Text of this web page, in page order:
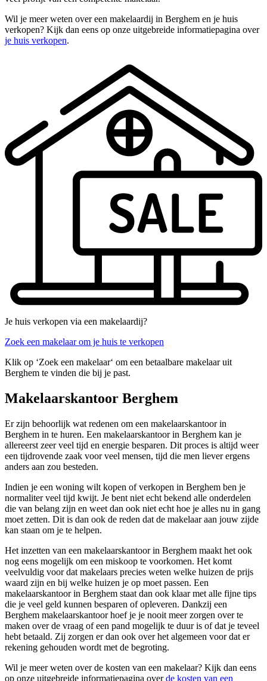
Wil je meer weten over een makelaardij in Berghem en je huis
verkopen? Kijk dan eens op onze uitgebreide informatiepagina over
je huis verkopen.
Je huis verkopen via een makelaardij?
Zoek een makelaar om je huis te verkopen
Klik op ‘Zoek een makelaar‘ om een betaalbare makelaar uit
Berghem te vinden die bij je past.
Makelaarskantoor Berghem
Er zijn behoorlijk wat redenen om een makelaarskantoor in
Berghem in te huren. Een makelaarskantoor in Berghem kan je
allereerst zeer veel tijd en energie besparen. Dit proces is altijd weer
een tijdrovende zaak voor veel mensen, tijd die men liever ergens
anders aan zou besteden.
Indien je een woning wilt kopen of verkopen in Berghem ben je
normaliter veel tijd kwijt. Je bent niet echt bekend alle onderdelen
die van belang zijn en weet dan ook niet echt hoe je alles nu in gang
moet zetten. Dit is dan ook de reden dat de makelaar aan jouw zijde
kan staan om je te helpen.
Het inzetten van een makelaarskantoor in Berghem maakt het ook
nog eens mogelijk om een miskoop te voorkomen. Het komt
veelvuldig voor dat makelaars precies weten welke huizen de prijs
waard zijn en bij welke huizen je op moet passen. Een
makelaarskantoor in Berghem staat dan ook klaar met alle fijne tips
die je veel geld kunnen besparen of opleveren. Dankzij een
Berghem makelaarskantoor hoef je je nooit meer zorgen over te
maken over de vraag of een pand mogelijk te duur is of dat je teveel
hebt betaald. Zij zorgen er dan ook over het algemeen voor dat er
rekening gehouden wordt met de begroting.
Wil je meer weten over de kosten van een makelaar? Kijk dan eens
op onze uitgebreide informatiepagina overde kosten van een